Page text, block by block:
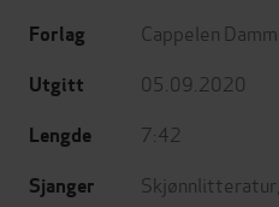
Forlag Cappelen Damm
Utgitt 05.09.2020
Lengde 7:42
Sjanger Skjønnlitteratur